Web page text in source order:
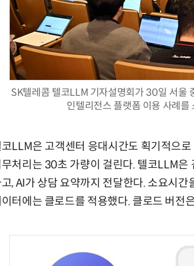
SK텔레콤 텔코LLM 기자설명회가 30일 서울
인텔리전스 플랫폼 이용 사례
LLM은 고객센터 응대시간도 획기적으
처리는 30초 가량이 걸린다. 텔코LLM은
, AI가 상담 요약까지 전달한다. 소요시
터에는 클로드를 적용했다. 클로드 버전